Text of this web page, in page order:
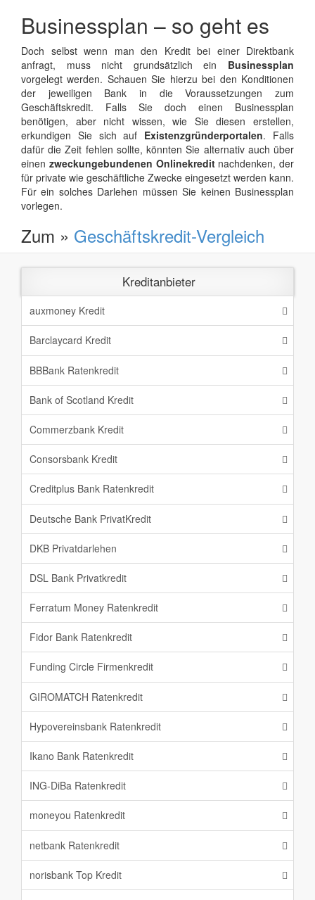
Businessplan – so geht es
Doch selbst wenn man den Kredit bei einer Direktbank
anfragt, muss nicht grundsätzlich ein Businessplan
vorgelegt werden. Schauen Sie hierzu bei den Konditionen
der jeweiligen Bank in die Voraussetzungen zum
Geschäftskredit. Falls Sie doch einen Businessplan
benötigen, aber nicht wissen, wie Sie diesen erstellen,
erkundigen Sie sich auf Existenzgründerportalen. Falls
dafür die Zeit fehlen sollte, könnten Sie alternativ auch über
einen zweckungebundenen Onlinekreditnachdenken, der
für private wie geschäftliche Zwecke eingesetzt werden kann.
Für ein solches Darlehen müssen Sie keinen Businessplan
vorlegen.
Zum » Geschäftskredit-Vergleich
Kreditanbieter
auxmoney Kredit
Barclaycard Kredit
BBBank Ratenkredit
Bank of Scotland Kredit
Commerzbank Kredit
Consorsbank Kredit
Creditplus Bank Ratenkredit
Deutsche Bank PrivatKredit
DKB Privatdarlehen
DSL Bank Privatkredit
Ferratum Money Ratenkredit
Fidor Bank Ratenkredit
Funding Circle Firmenkredit
GIROMATCH Ratenkredit
Hypovereinsbank Ratenkredit
Ikano Bank Ratenkredit
ING-DiBa Ratenkredit
moneyou Ratenkredit
netbank Ratenkredit
norisbank Top Kredit